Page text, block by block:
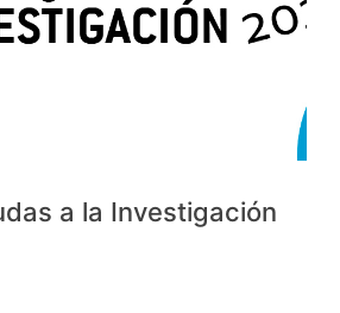
a la Investigación